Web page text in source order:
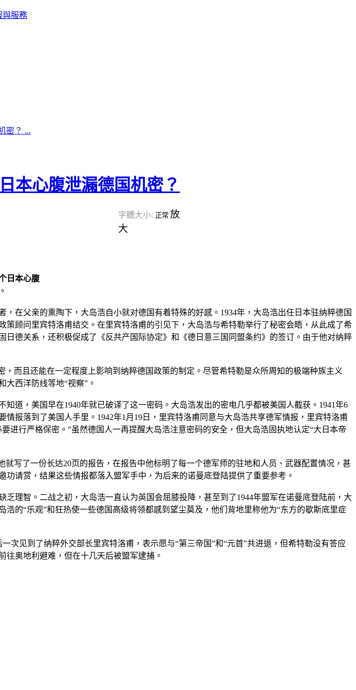
與服務
密？ ...
本心腹泄漏德国机密？
字體大小: 正常 放
大
日本心腹
在父亲的熏陶下，大岛浩自小就对德国有着特殊的好感。1934年，大岛浩出任日本驻纳粹德国
顾问里宾特洛甫结交。在里宾特洛甫的引见下，大岛浩与希特勒举行了秘密会晤，从此成了希
德关系，还积极促成了《反共产国际协定》和《德日意三国同盟条约》的签订。由于他对纳粹
而且还能在一定程度上影响到纳粹德国政策的制定。尽管希特勒是众所周知的极端种族主义
西洋防线等地“视察”。
道，美国早在1940年就已破译了这一密码。大岛浩发出的密电几乎都被美国人截获。1941年6
报落到了美国人手里。1942年1月19日，里宾特洛甫同意与大岛浩共享德军情报，里宾特洛甫
进行严格保密。”虽然德国人一再提醒大岛浩注意密码的安全，但大岛浩固执地认定“大日本帝
写了一份长达20页的报告，在报告中他标明了每一个德军师的驻地和人员、武器配置情况，甚
请赏，结果这些情报都落入盟军手中，为后来的诺曼底登陆提供了重要参考。
理智。二战之初，大岛浩一直认为英国会屈膝投降，甚至到了1944年盟军在诺曼底登陆前，大
的“乐观”和狂热使一些德国高级将领都感到望尘莫及，他们背地里称他为“东方的歇斯底里症
次见到了纳粹外交部长里宾特洛甫，表示愿与“第三帝国”和“元首”共进退，但希特勒没有答应
奥地利避难，但在十几天后被盟军逮捕。